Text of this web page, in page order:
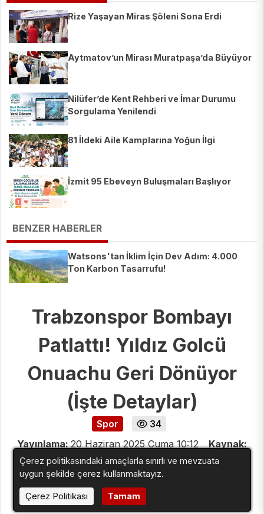
Rize Yaşayan Miras Şöleni Sona Erdi
Aytmatov’un Mirası Muratpaşa’da Büyüyor
Nilüfer’de Kent Rehberi ve İmar Durumu
Sorgulama Yenilendi
81 İldeki Aile Kamplarına Yoğun İlgi
İzmit 95 Ebeveyn Buluşmaları Başlıyor
BENZER HABERLER
Watsons'tan İklim İçin Dev Adım: 4.000
Ton Karbon Tasarrufu!
Trabzonspor Bombayı
Patlattı! Yıldız Golcü
Onuachu Geri Dönüyor
(İşte Detaylar)
Spor
34
Yayınlama:20 Haziran 2025 Cuma 10:12
Kaynak:
Birlik Haber Ajansı
Çerez politikasındaki amaçlarla sınırlı ve mevzuata
uygun şekilde çerez kullanmaktayız.
Çerez Politikası
Tamam